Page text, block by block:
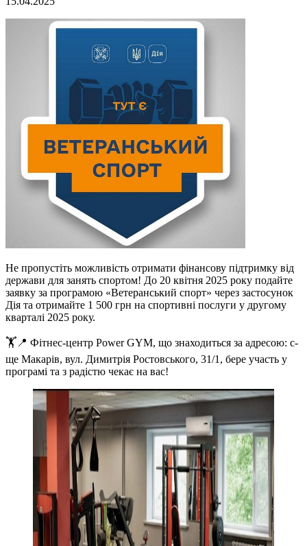
Не пропустіть можливість отримати фінансову підтримку від
держави для занять спортом! До 20 квітня 2025 року подайте
заявку за програмою «Ветеранський спорт» через застосунок
Дія та отримайте 1 500 грн на спортивні послуги у другому
кварталі 2025 року.
🏋️📍 Фітнес-центр Power GYM, що знаходиться за адресою: с-
ще Макарів, вул. Димитрія Ростовського, 31/1, бере участь у
програмі та з радістю чекає на вас!